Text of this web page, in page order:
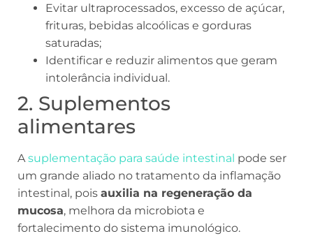
Evitar ultraprocessados, excesso de açúcar,
frituras, bebidas alcoólicas e gorduras
saturadas;
Identificar e reduzir alimentos que geram
intolerância individual.
2. Suplementos
alimentares
A suplementação para saúde intestinal pode ser
um grande aliado no tratamento da inflamação
intestinal, pois auxilia na regeneração da
mucosa, melhora da microbiota e
fortalecimento do sistema imunológico.